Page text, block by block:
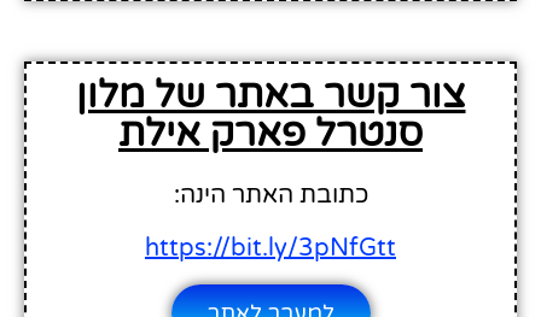
צור קשר באתר של מלון
סנטרל פארק אילת
כתובת האתר הינה:
https://bit.ly/3pNfGtt